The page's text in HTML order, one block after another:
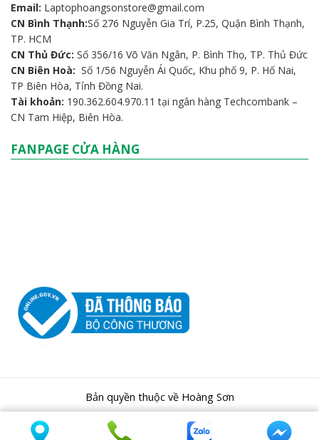
Email: Laptophoangsonstore@gmail.com
CN Bình Thạnh:Số 276 Nguyễn Gia Trí, P.25, Quận Bình Thạnh,
TP. HCM
CN Thủ Đức: Số 356/16 Võ Văn Ngân, P. Bình Thọ, TP. Thủ Đức
CN Biên Hoà: Số 1/56 Nguyễn Ái Quốc, Khu phố 9, P. Hố Nai,
TP Biên Hòa, Tỉnh Đồng Nai.
Tài khoản: 190.362.604.970.11 tại ngân hàng Techcombank –
CN Tam Hiệp, Biên Hòa.
FANPAGE CỬA HÀNG
Bản quyền thuộc về Hoàng Sơn